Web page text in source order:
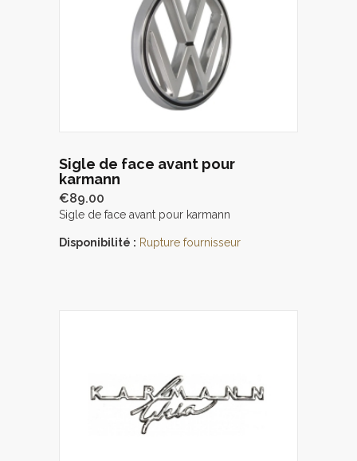
Sigle de face avant pour
karmann
€89.00
Sigle de face avant pour karmann
Disponibilité : Rupture fournisseur